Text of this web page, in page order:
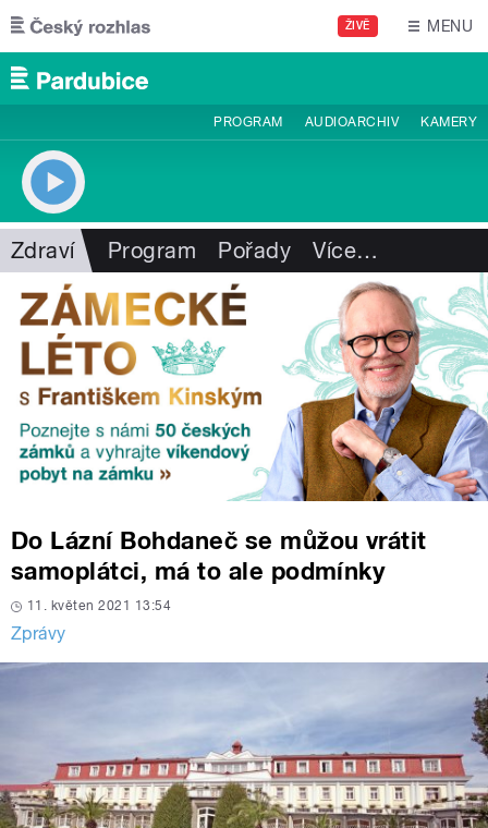
Přejít k hlavnímu obsahu
ŽIVĚ MENU
PROGRAM AUDIOARCHIV KAMERY
Zdraví Program Pořady Více…
Do Lázní Bohdaneč se můžou vrátit
samoplátci, má to ale podmínky
11. květen 2021 13:54
Zprávy